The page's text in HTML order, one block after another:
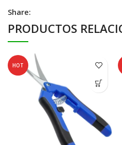
Share:
PRODUCTOS
HOT